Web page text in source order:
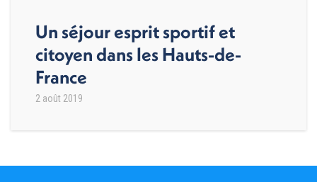
Un séjour esprit sportif et
citoyen dans les Hauts-de-
France
2 août 2019